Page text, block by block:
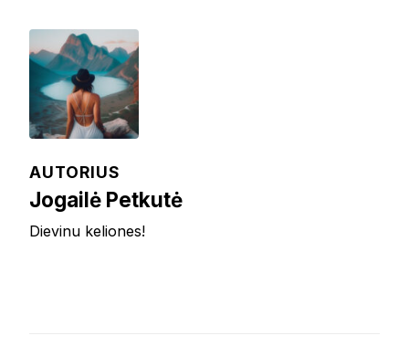
AUTORIUS
Jogailė Petkutė
Dievinu keliones!